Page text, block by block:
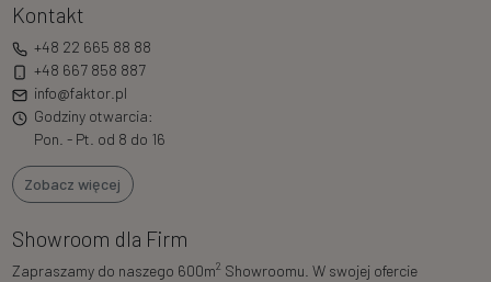
Kontakt
+48 22 665 88 88
+48 667 858 887
info@faktor.pl
Godziny otwarcia:
Pon. - Pt. od 8 do 16
Zobacz więcej
Showroom dla Firm
Zapraszamy do naszego 600m2 Showroomu. W swojej ofercie